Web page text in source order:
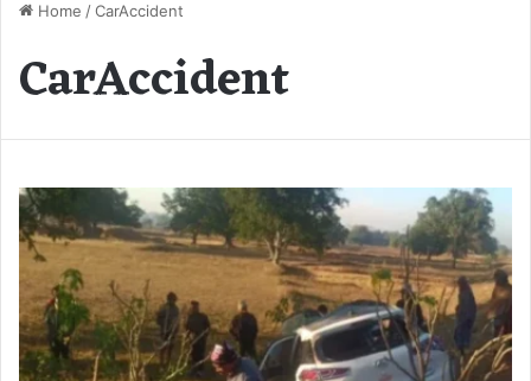
Home /CarAccident
CarAccident